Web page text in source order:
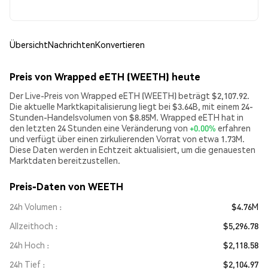
ÜbersichtNachrichtenKonvertieren
Preis von Wrapped eETH (WEETH) heute
Der Live-Preis von Wrapped eETH (WEETH) beträgt $2,107.92.
Die aktuelle Marktkapitalisierung liegt bei $3.64B, mit einem 24-
Stunden-Handelsvolumen von $8.85M. Wrapped eETH hat in
den letzten 24 Stunden eine Veränderung von +0.00% erfahren
und verfügt über einen zirkulierenden Vorrat von etwa 1.73M.
Diese Daten werden in Echtzeit aktualisiert, um die genauesten
Marktdaten bereitzustellen.
Preis-Daten von WEETH
24h Volumen
$4.76M
Allzeithoch
$5,296.78
24h Hoch
$2,118.58
24h Tief
$2,104.97